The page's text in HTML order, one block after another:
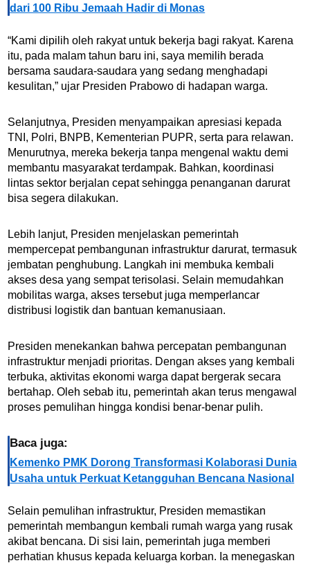
dari 100 Ribu Jemaah Hadir di Monas
“Kami dipilih oleh rakyat untuk bekerja bagi rakyat. Karena
itu, pada malam tahun baru ini, saya memilih berada
bersama saudara-saudara yang sedang menghadapi
kesulitan,” ujar Presiden Prabowo di hadapan warga.
Selanjutnya, Presiden menyampaikan apresiasi kepada
TNI, Polri, BNPB, Kementerian PUPR, serta para relawan.
Menurutnya, mereka bekerja tanpa mengenal waktu demi
membantu masyarakat terdampak. Bahkan, koordinasi
lintas sektor berjalan cepat sehingga penanganan darurat
bisa segera dilakukan.
Lebih lanjut, Presiden menjelaskan pemerintah
mempercepat pembangunan infrastruktur darurat, termasuk
jembatan penghubung. Langkah ini membuka kembali
akses desa yang sempat terisolasi. Selain memudahkan
mobilitas warga, akses tersebut juga memperlancar
distribusi logistik dan bantuan kemanusiaan.
Presiden menekankan bahwa percepatan pembangunan
infrastruktur menjadi prioritas. Dengan akses yang kembali
terbuka, aktivitas ekonomi warga dapat bergerak secara
bertahap. Oleh sebab itu, pemerintah akan terus mengawal
proses pemulihan hingga kondisi benar-benar pulih.
Baca juga:
Kemenko PMK Dorong Transformasi Kolaborasi Dunia
Usaha untuk Perkuat Ketangguhan Bencana Nasional
Selain pemulihan infrastruktur, Presiden memastikan
pemerintah membangun kembali rumah warga yang rusak
akibat bencana. Di sisi lain, pemerintah juga memberi
perhatian khusus kepada keluarga korban. Ia menegaskan